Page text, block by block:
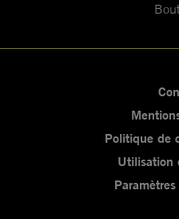
Politique de
Utilisation